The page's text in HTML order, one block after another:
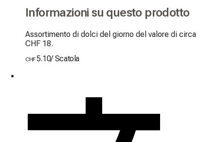
Informazioni su questo prodotto
Assortimento di dolci del giorno del valore di circa
CHF 18.
CHF5.10/ Scatola